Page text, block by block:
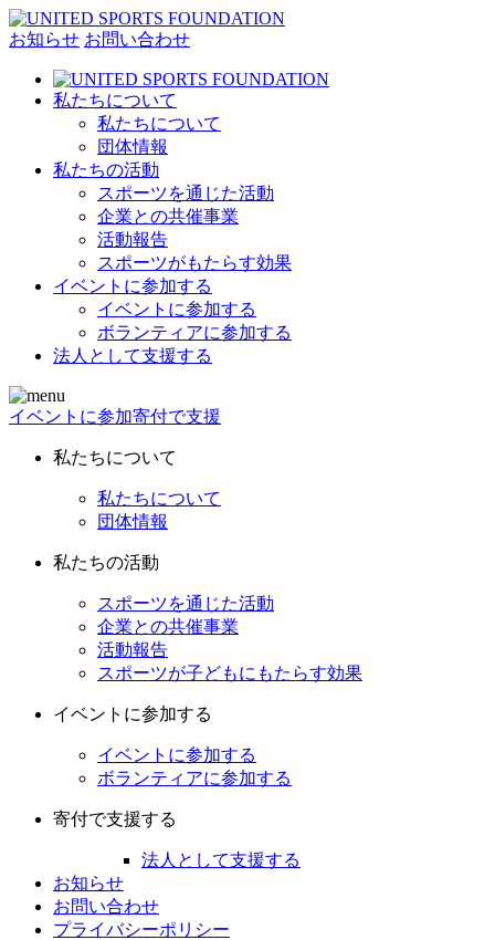
お知らせ お問い合わせ
私たちについて
私たちについて
団体情報
私たちの活動
スポーツを通じた活動
企業との共催事業
活動報告
スポーツがもたらす効果
イベントに参加する
イベントに参加する
ボランティアに参加する
法人として支援する
イベントに参加寄付で支援
私たちについて
私たちについて
団体情報
私たちの活動
スポーツを通じた活動
企業との共催事業
活動報告
スポーツが子どもにもたらす効果
イベントに参加する
イベントに参加する
ボランティアに参加する
寄付で支援する
法人として支援する
お知らせ
お問い合わせ
プライバシーポリシー